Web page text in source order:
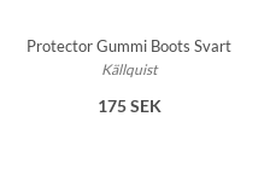
Protector Gummi Boots Svart
Källquist
175 SEK